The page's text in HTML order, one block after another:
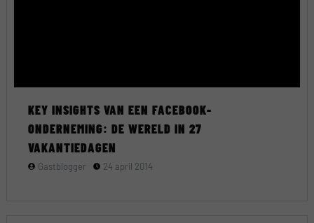
KEY INSIGHTS VAN EEN FACEBOOK-
ONDERNEMING: DE WERELD IN 27
VAKANTIEDAGEN
Gastblogger 24 april 2014